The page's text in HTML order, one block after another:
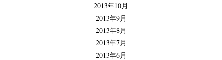
2013年10月
2013年9月
2013年8月
2013年7月
2013年6月